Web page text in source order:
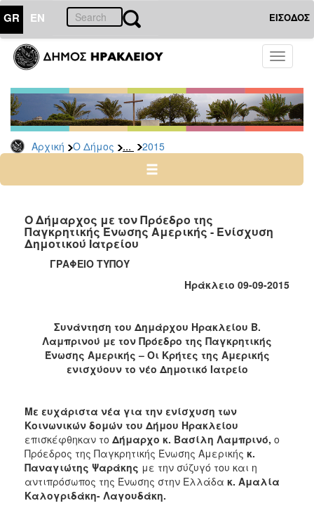
GR EN ΕΙΣΟΔΟΣ
Toggle
Αρχική Ο Δήμος ... 2015
ΔΗΜΟΣ
Δελτία
Τύπου
Αρχείο
2026
2024
2022
2017
2016
2012
2011
2010
2006
Ο Δήμαρχος με τον Πρόεδρο της
Παγκρητικής Ένωσης Αμερικής - Ενίσχυση
Δημοτικού Ιατρείου
ΓΡΑΦΕΙΟ ΤΥΠΟΥ
Ηράκλειο 09-09-2015
Συνάντηση του Δημάρχου Ηρακλείου Β.
Λαμπρινού με τον Πρόεδρο της Παγκρητικής
Ένωσης Αμερικής – Οι Κρήτες της Αμερικής
ενισχύουν το νέο Δημοτικό Ιατρείο
Με ευχάριστα νέα για την ενίσχυση των
Κοινωνικών δομών του Δήμου Ηρακλείου
επισκέφθηκαν το Δήμαρχο κ. Βασίλη Λαμπρινό, ο
Πρόεδρος της Παγκρητικής Ένωσης Αμερικής κ.
Παναγιώτης Ψαράκης με την σύζυγό του και η
αντιπρόσωπος της Ένωσης στην Ελλάδα κ. Αμαλία
Καλογριδάκη- Λαγουδάκη.